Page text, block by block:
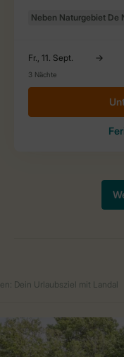
Dein Urlaubsziel mit Landal